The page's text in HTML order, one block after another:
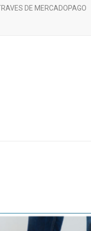
DE MERCADOPAGO